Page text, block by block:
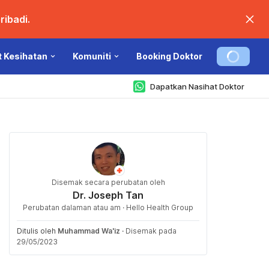
Kesihatan Komuniti Booking Doktor
Dapatkan Nasihat Doktor
Disemak secara perubatan oleh
Dr. Joseph Tan
Perubatan dalaman atau am · Hello Health Group
Ditulis oleh Muhammad Wa'iz · Disemak pada
29/05/2023